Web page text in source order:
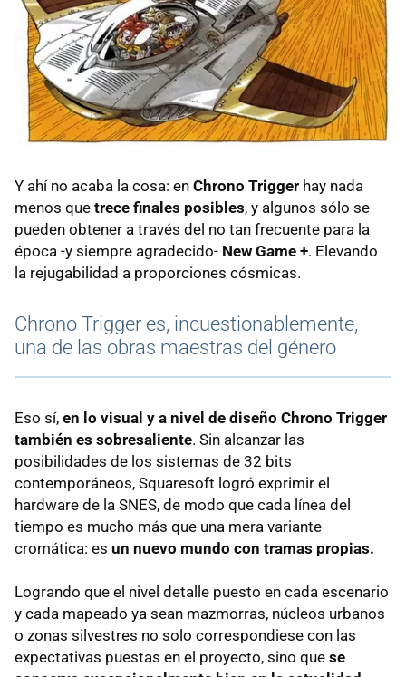
Y ahí no acaba la cosa: en Chrono Trigger hay nada
menos que trece finales posibles, y algunos sólo se
pueden obtener a través del no tan frecuente para la
época -y siempre agradecido- New Game +. Elevando
la rejugabilidad a proporciones cósmicas.
Chrono Trigger es, incuestionablemente,
una de las obras maestras del género
Eso sí, en lo visual y a nivel de diseño Chrono Trigger
también es sobresaliente. Sin alcanzar las
posibilidades de los sistemas de 32 bits
contemporáneos, Squaresoft logró exprimir el
hardware de la SNES, de modo que cada línea del
tiempo es mucho más que una mera variante
cromática: es un nuevo mundo con tramas propias.
Logrando que el nivel detalle puesto en cada escenario
y cada mapeado ya sean mazmorras, núcleos urbanos
o zonas silvestres no solo correspondiese con las
expectativas puestas en el proyecto, sino que se